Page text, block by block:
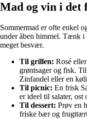
Mad og vin i det
Sommermad er ofte enkel
under åben himmel. Tænk i
meget besvær.
Til grillen: Rosé
grøntsager og fisk.
Zinfandel eller en
Til picnic: En frisk
er ideel til salater, ost
Til dessert: Prøv en
friske bær og